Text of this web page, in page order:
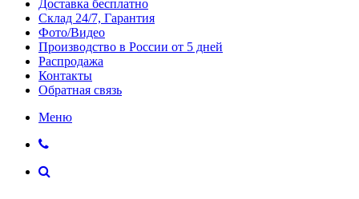
Доставка бесплатно
Склад 24/7, Гарантия
Фото/Видео
Производство в России от 5 дней
Распродажа
Контакты
Обратная связь
Меню